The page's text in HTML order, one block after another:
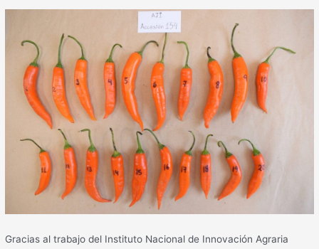
Gracias al trabajo del Instituto Nacional de Innovación Agraria